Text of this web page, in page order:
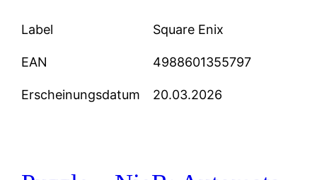
Label Square Enix
EAN 4988601355797
Erscheinungsdatum 20.03.2026